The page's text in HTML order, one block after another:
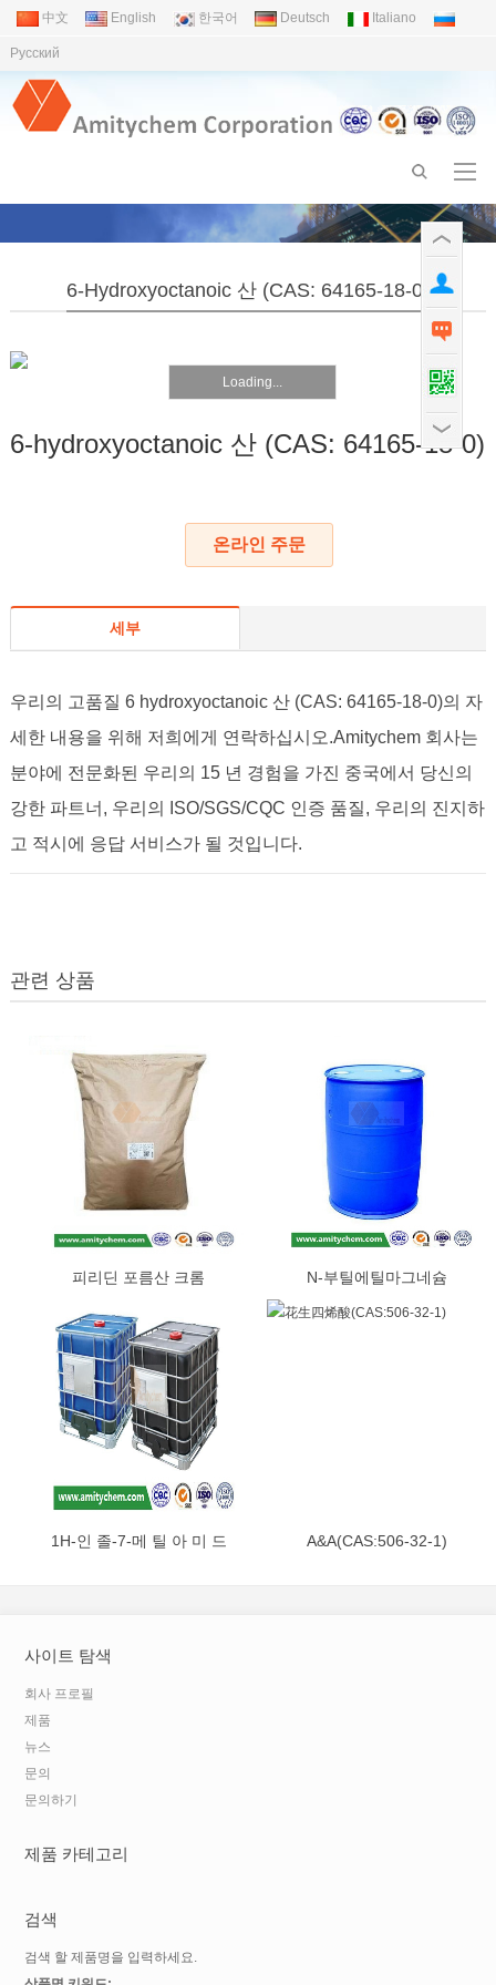
中文 English 한국어 Deutsch Italiano
Pусский
6-Hydroxyoctanoic 산 (CAS: 64165-18-0)
Loading...
6-hydroxyoctanoic 산 (CAS: 64165-18-0)
온라인 주문
세부
우리의 고품질 6 hydroxyoctanoic 산 (CAS: 64165-18-0)의 자
세한 내용을 위해 저희에게 연락하십시오.Amitychem 회사는
분야에 전문화된 우리의 15 년 경험을 가진 중국에서 당신의
강한 파트너, 우리의 ISO/SGS/CQC 인증 품질, 우리의 진지하
고 적시에 응답 서비스가 될 것입니다.
관련 상품
피리딘 포름산 크롬
N-부틸에틸마그네슘
(CAS:62202-86-2)
1H-인 졸-7-메 틸 아 미 드
A&A(CAS:506-32-1)
사이트 탐색
회사 프로필
제품
뉴스
문의
문의하기
제품 카테고리
검색
검색 할 제품명을 입력하세요.